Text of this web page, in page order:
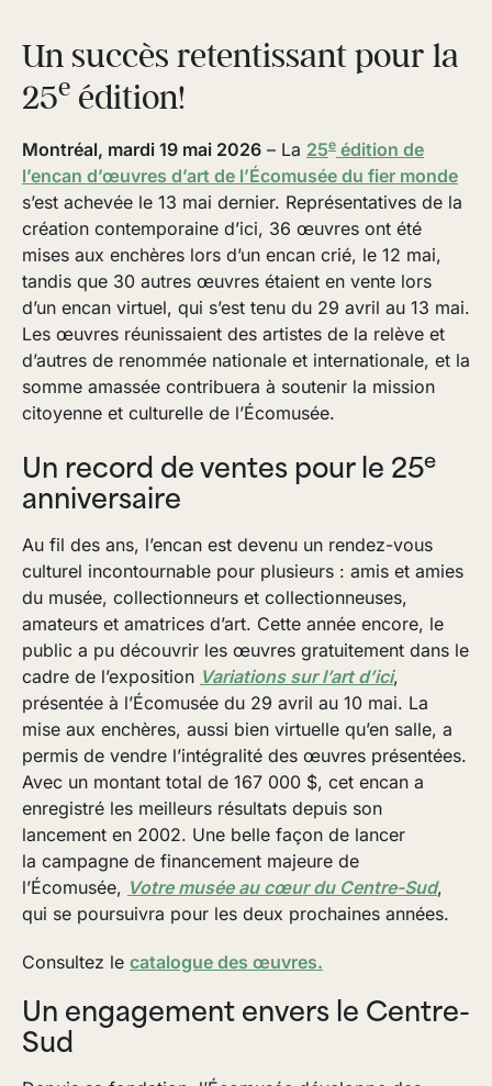
Un succès retentissant pour la
25e édition!
Montréal, mardi 19 mai 2026 – La 25e édition de
l’encan d’œuvres d’art de l’Écomusée du fier monde
s’est achevée le 13 mai dernier. Représentatives de la
création contemporaine d’ici, 36 œuvres ont été
mises aux enchères lors d’un encan crié, le 12 mai,
tandis que 30 autres œuvres étaient en vente lors
d’un encan virtuel, qui s’est tenu du 29 avril au 13 mai.
Les œuvres réunissaient des artistes de la relève et
d’autres de renommée nationale et internationale, et la
somme amassée contribuera à soutenir la mission
citoyenne et culturelle de l’Écomusée.
Un record de ventes pour le 25e
anniversaire
Au fil des ans, l’encan est devenu un rendez-vous
culturel incontournable pour plusieurs : amis et amies
du musée, collectionneurs et collectionneuses,
amateurs et amatrices d’art. Cette année encore, le
public a pu découvrir les œuvres gratuitement dans le
cadre de l’exposition Variations sur l’art d’ici,
présentée à l’Écomusée du 29 avril au 10 mai. La
mise aux enchères, aussi bien virtuelle qu’en salle, a
permis de vendre l’intégralité des œuvres présentées.
Avec un montant total de 167 000 $, cet encan a
enregistré les meilleurs résultats depuis son
lancement en 2002. Une belle façon de lancer
la campagne de financement majeure de
l’Écomusée, Votre musée au cœur du Centre-Sud,
qui se poursuivra pour les deux prochaines années.
Consultez le catalogue des œuvres.
Un engagement envers le Centre-
Sud